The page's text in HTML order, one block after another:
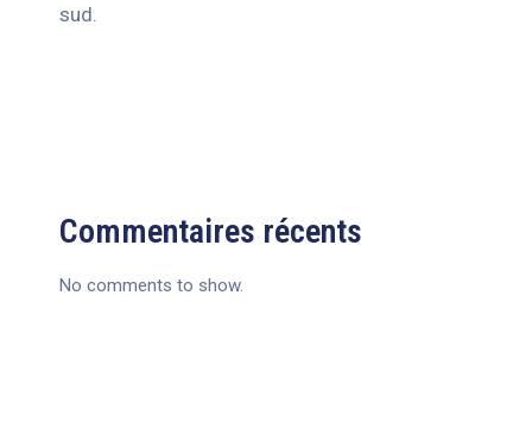
sud.
Commentaires récents
No comments to show.